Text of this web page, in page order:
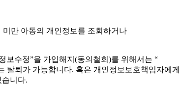
미만 아동의 개인정보를 조회하거나
보수정”을 가입해지 (동의철회 )를 위해서는 “
탈퇴가 가능합니다. 혹은 개인정보보호책임자에게
습니다.